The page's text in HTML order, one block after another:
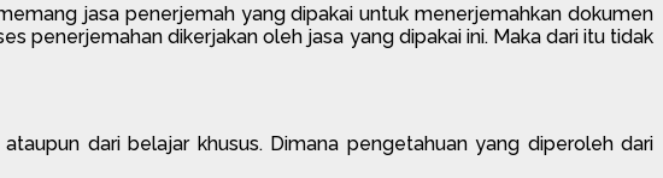
jasa penerjemah yang dipakai untuk menerjemahkan dokumen
penerjemahan dikerjakan oleh jasa yang dipakai ini. Maka dari itu tidak
dari belajar khusus. Dimana pengetahuan yang diperoleh dari